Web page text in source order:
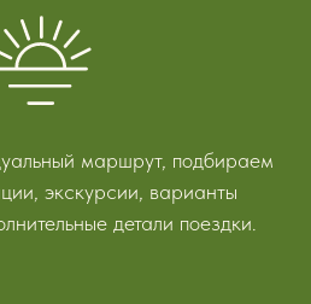
маршрут, подбираем
экскурсии, варианты
детали поездки.